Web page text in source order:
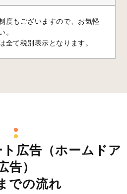
度もございますので、お気軽
。
全て税別表示となります。
広告（ホームドア
告）
での流れ